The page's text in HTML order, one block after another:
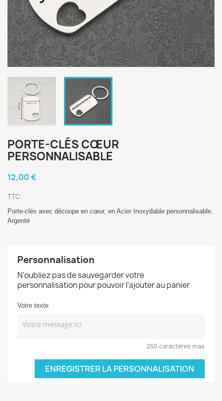
PORTE-CLÉS CŒUR
PERSONNALISABLE
12,00 €
TTC
Porte-clés avec découpe en cœur, en Acier Inoxydable personnalisable.
Argenté
Personnalisation
N'oubliez pas de sauvegarder votre
personnalisation pour pouvoir l'ajouter au panier
Votre texte
250 caractères max
ENREGISTRER LA PERSONNALISATION